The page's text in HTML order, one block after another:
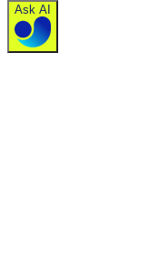
Ask AI